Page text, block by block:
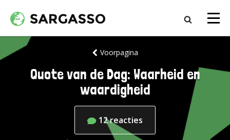
Voorpagina
Quote van de Dag: Waarheid en
waardigheid
12reacties